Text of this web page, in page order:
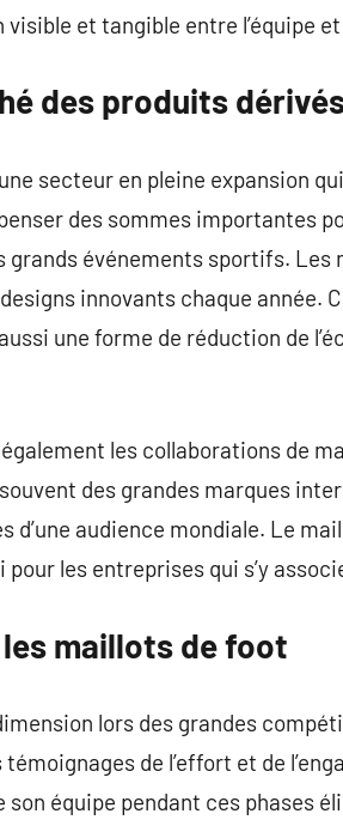
et tangible entre l’équipe
des produits
secteur en pleine expansion
des sommes importantes
événements sportifs. Les
innovants chaque année.
une forme de réduction de
les collaborations de
des grandes marques
audience mondiale. Le
les entreprises qui s’y
maillots de foot
lors des grandes
de l’effort et de
équipe pendant ces phases